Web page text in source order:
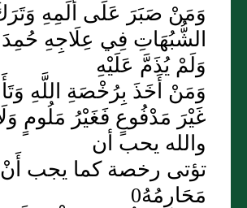
وَمَنْ صَبَرَ عَلَى أَلَمِهِ
الشُّبُهَاتِ فِي عِلَاجِهِ
وَلَمْ يُذَمَّ عَلَيْهِ
وَمَنْ أَخَذَ بِرُخْصَةِ اللَّهِ
غَيْرَ مَدْفُوعٍ فَغَيْرُ مَلُومٍ
والله يحب أن
تؤتى رخصة كما يجب
مَحَارِمُهُ0